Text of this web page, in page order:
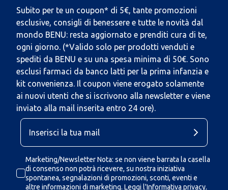
Subito per te un coupon* di 5€, tante promozioni
esclusive, consigli di benessere e tutte le novità dal
mondo BENU: resta aggiornato e prenditi cura di te,
ogni giorno. (*Valido solo per prodotti venduti e
spediti da BENU e su una spesa minima di 50€. Sono
esclusi farmaci da banco latti per la prima infanzia e
kit convenienza. Il coupon viene erogato solamente
ai nuovi utenti che si iscrivono alla newsletter e viene
inviato alla mail inserita entro 24 ore).
Marketing/Newsletter Nota: se non viene barrata la casella
di consenso non potrà ricevere, su nostra iniziativa
spontanea, segnalazioni di promozioni, sconti, eventi e
altre informazioni di marketing. Leggi l'Informativa privacy.